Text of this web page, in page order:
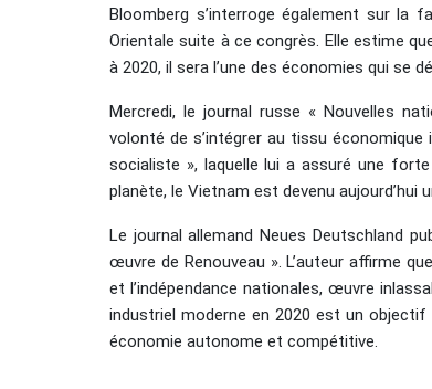
Bloomberg s’interroge également sur la
Orientale suite à ce congrès. Elle estime
à 2020, il sera l’une des économies qui se
Mercredi, le journal russe « Nouvelles
volonté de s’intégrer au tissu
socialiste », laquelle lui a assuré une
planète, le Vietnam est devenu aujourd’hui
Le journal allemand Neues Deutschland
œuvre de Renouveau ». L’auteur affirme
et l’indépendance nationales, œuvre
industriel moderne en 2020 est un
économie autonome et compétitive.